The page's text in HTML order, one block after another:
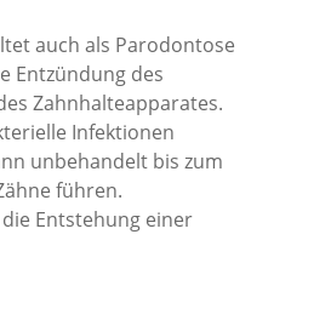
auch als Parodontose
Entzündung des
Zahnhalteapparates.
Infektionen
unbehandelt bis zum
führen.
Entstehung einer